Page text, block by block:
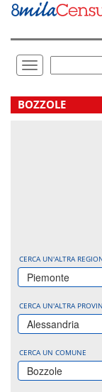
Vai
direttamente
Toggle
navigation
.
BOZZOLE
CERCA UN'ALTRA
Piemonte
CERCA UN'ALTRA
Alessandria
CERCA UN COMUNE
Bozzole